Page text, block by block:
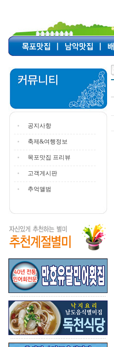
공지사항
축제&여행정보
목포맛집 프리뷰
고객게시판
추억앨범